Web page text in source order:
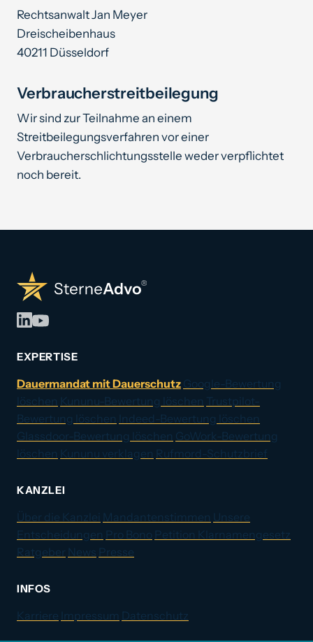
Rechtsanwalt Jan Meyer
Dreischeibenhaus
40211 Düsseldorf
Verbraucherstreitbeilegung
Wir sind zur Teilnahme an einem
Streitbeilegungsverfahren vor einer
Verbraucherschlichtungsstelle weder verpflichtet
noch bereit.
EXPERTISE
Dauermandat mit Dauerschutz Google-Bewertung
löschen Kununu-Bewertung löschen Trustpilot-
Bewertung löschen Indeed-Bewertung löschen
Glassdoor-Bewertung löschen GoWork-Bewertung
löschen Kununu verklagen Rufmord-Schutzbrief
KANZLEI
Über die Kanzlei Mandantenstimmen Unsere
Entscheidungen Pro Bono Petition Klarnamengesetz
Ratgeber News Presse
INFOS
Karriere Impressum Datenschutz